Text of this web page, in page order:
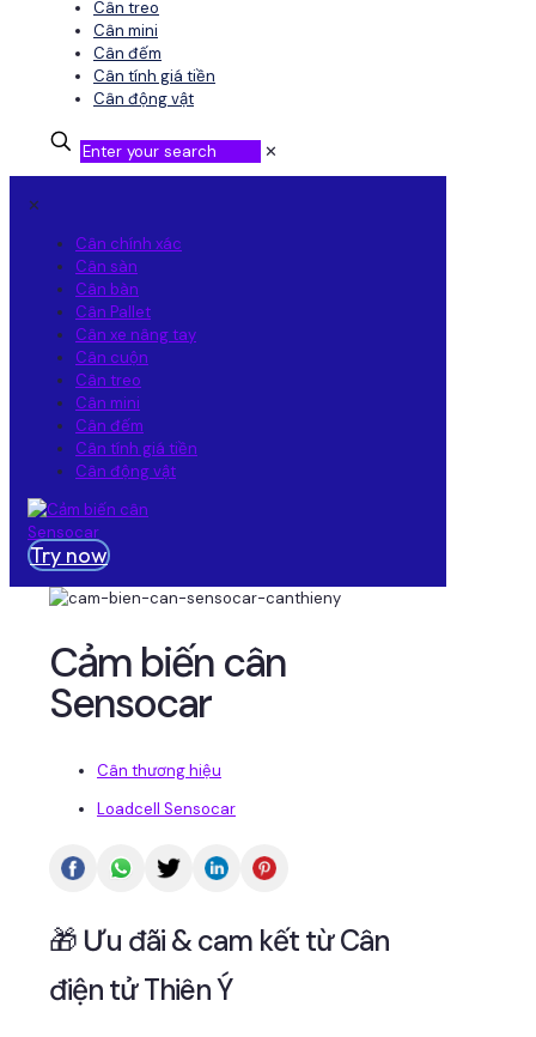
Cân treo
Cân mini
Cân đếm
Cân tính giá tiền
Cân động vật
✕
✕
Cân chính xác
Cân sàn
Cân bàn
Cân Pallet
Cân xe nâng tay
Cân cuộn
Cân treo
Cân mini
Cân đếm
Cân tính giá tiền
Cân động vật
Try now
Cảm biến cân
Sensocar
Cân thương hiệu
Loadcell Sensocar
🎁 Ưu đãi & cam kết từ Cân
điện tử Thiên Ý